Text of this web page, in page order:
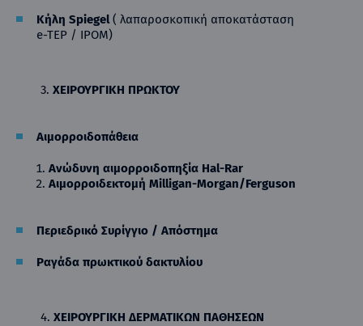
Κήλη Spiegel( λαπαροσκοπική αποκατάσταση
e-TEP / IPOM)
3. ΧΕΙΡΟΥΡΓΙΚΗ ΠΡΩΚΤΟΥ
Αιμορροιδοπάθεια
Ανώδυνη αιμορροιδοπηξία Hal-Rar
Αιμορροιδεκτομή Milligan-Morgan/Ferguson
Περιεδρικό Συρίγγιο / Απόστημα
Ραγάδα πρωκτικού δακτυλίου
4. ΧΕΙΡΟΥΡΓΙΚΗ ΔΕΡΜΑΤΙΚΩΝ ΠΑΘΗΣΕΩΝ